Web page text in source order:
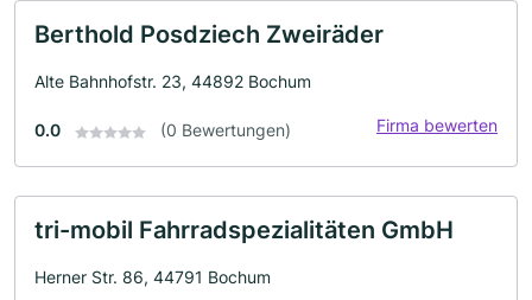
Berthold Posdziech Zweiräder
Alte Bahnhofstr. 23, 44892 Bochum
0.0 (0 Bewertungen) Firma bewerten
tri-mobil Fahrradspezialitäten GmbH
Herner Str. 86, 44791 Bochum